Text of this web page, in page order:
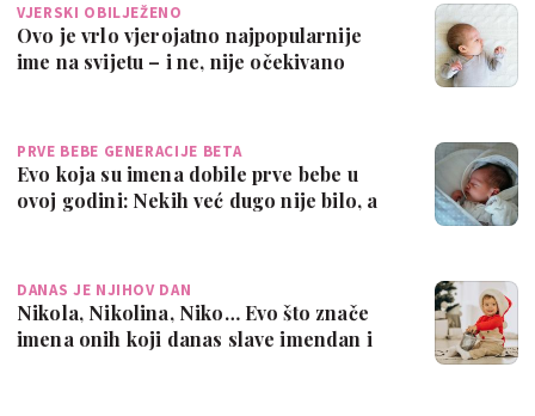
VJERSKI OBILJEŽENO
Ovo je vrlo vjerojatno najpopularnije
ime na svijetu – i ne, nije očekivano
PRVE BEBE GENERACIJE BETA
Evo koja su imena dobile prve bebe u
ovoj godini: Nekih već dugo nije bilo, a
DANAS JE NJIHOV DAN
Nikola, Nikolina, Niko… Evo što znače
imena onih koji danas slave imendan i